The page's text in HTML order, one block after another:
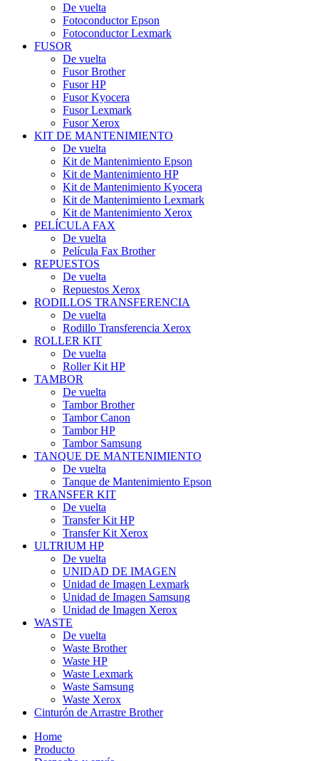
De vuelta
Fotoconductor Epson
Fotoconductor Lexmark
FUSOR
De vuelta
Fusor Brother
Fusor HP
Fusor Kyocera
Fusor Lexmark
Fusor Xerox
KIT DE MANTENIMIENTO
De vuelta
Kit de Mantenimiento Epson
Kit de Mantenimiento HP
Kit de Mantenimiento Kyocera
Kit de Mantenimiento Lexmark
Kit de Mantenimiento Xerox
PELÍCULA FAX
De vuelta
Película Fax Brother
REPUESTOS
De vuelta
Repuestos Xerox
RODILLOS TRANSFERENCIA
De vuelta
Rodillo Transferencia Xerox
ROLLER KIT
De vuelta
Roller Kit HP
TAMBOR
De vuelta
Tambor Brother
Tambor Canon
Tambor HP
Tambor Samsung
TANQUE DE MANTENIMIENTO
De vuelta
Tanque de Mantenimiento Epson
TRANSFER KIT
De vuelta
Transfer Kit HP
Transfer Kit Xerox
ULTRIUM HP
De vuelta
UNIDAD DE IMAGEN
Unidad de Imagen Lexmark
Unidad de Imagen Samsung
Unidad de Imagen Xerox
WASTE
De vuelta
Waste Brother
Waste HP
Waste Lexmark
Waste Samsung
Waste Xerox
Cinturón de Arrastre Brother
Home
Producto